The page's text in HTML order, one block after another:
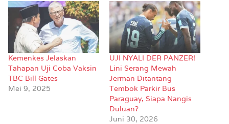
Kemenkes Jelaskan
Tahapan Uji Coba Vaksin
TBC Bill Gates
Mei 9, 2025
UJI NYALI DER PANZER!
Lini Serang Mewah
Jerman Ditantang
Tembok Parkir Bus
Paraguay, Siapa Nangis
Duluan?
Juni 30, 2026